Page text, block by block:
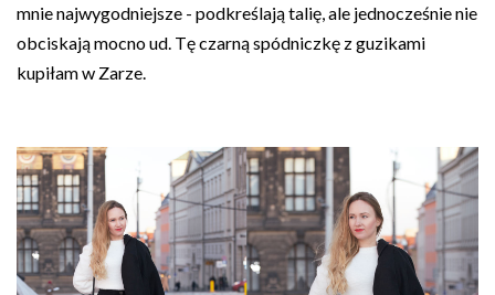
mnie najwygodniejsze - podkreślają talię, ale jednocześnie nie
obciskają mocno ud. Tę czarną spódniczkę z guzikami
kupiłam w Zarze.